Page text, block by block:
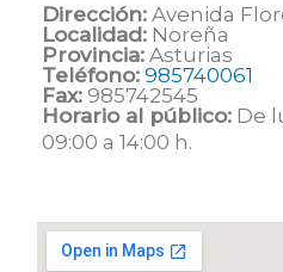
Dirección: Avenida
Localidad: Noreña
Provincia: Asturias
Teléfono: 985740061
Fax: 985742545
Horario al público: De
09:00 a 14:00 h.